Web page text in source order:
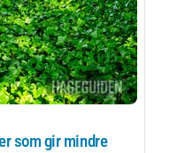
som gir mindre